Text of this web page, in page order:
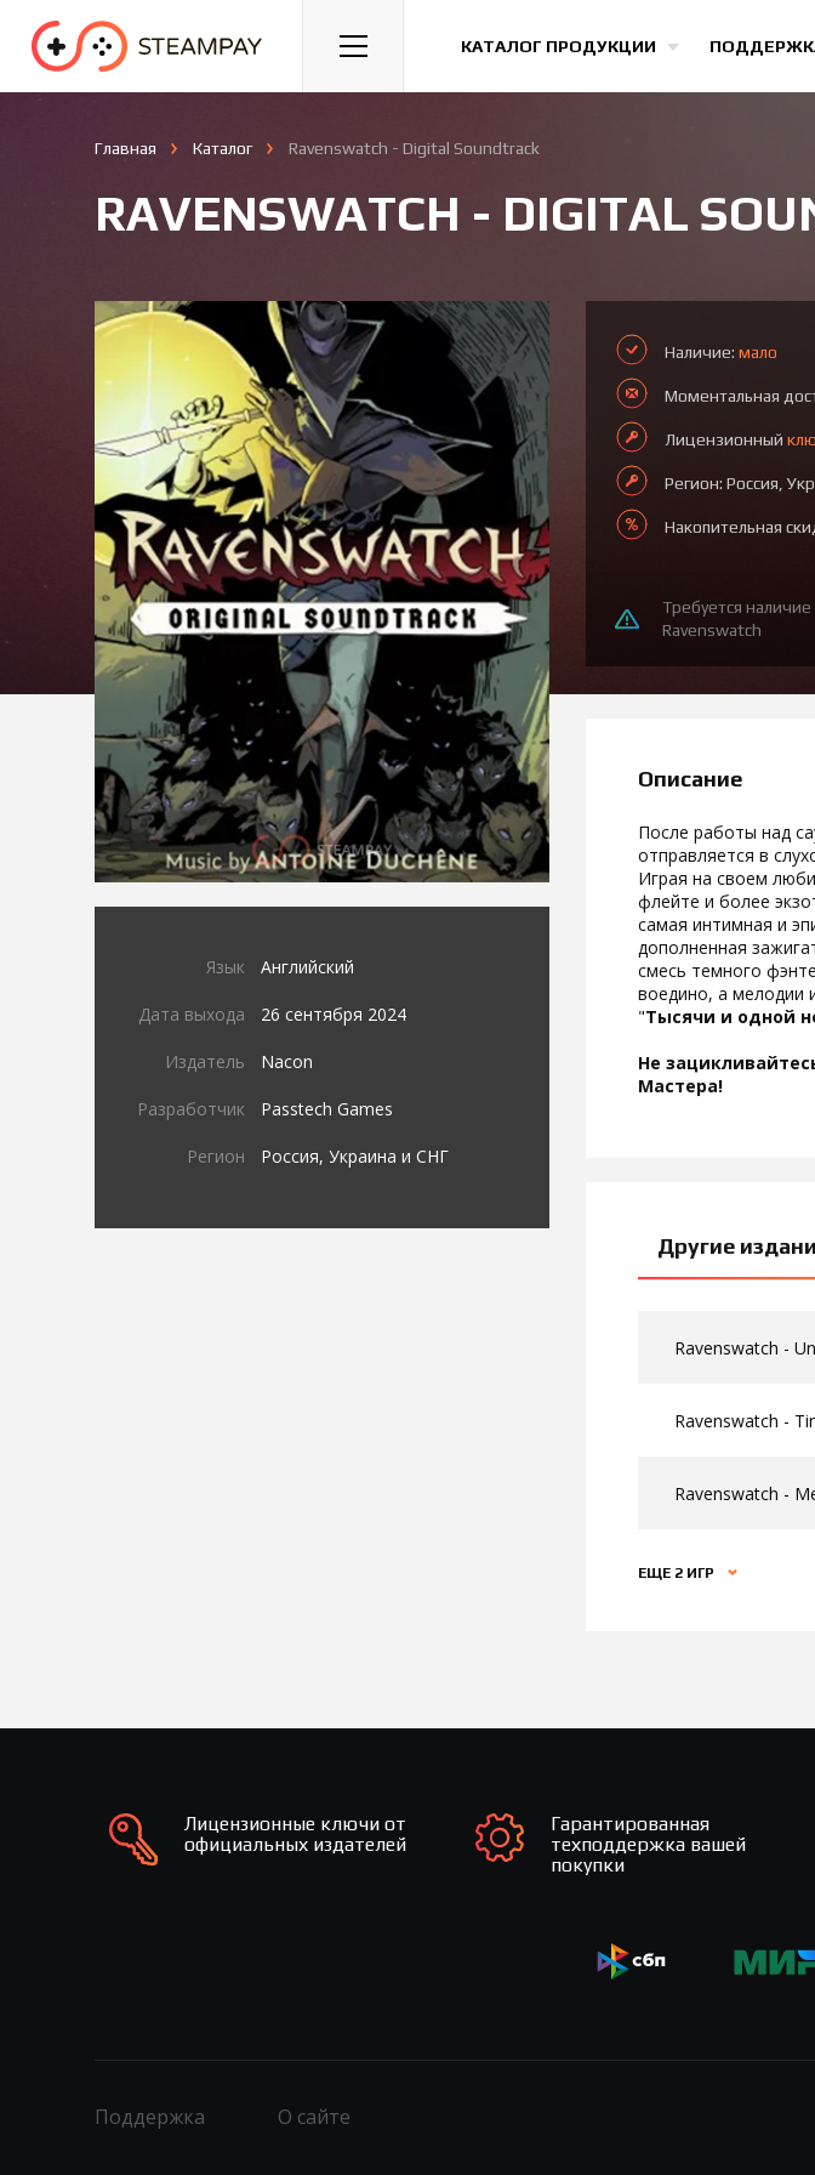
КАТАЛОГ ПРОДУКЦИИ
Спорт Гонки Казуальные Все игры
Главная Каталог Ravenswatch - Digital Soundtrack
RAVENSWATCH - DIGITAL
Язык Английский
Дата выхода 26 сентября 2024
Издатель Nacon
Разработчик Passtech Games
Регион Россия, Украина и СНГ
Наличие: мало
Моментальная
Лицензионный
Регион: Россия,
Накопительная
Требуется
Ravenswatch
Описание
После работы над
отправляется в
Играя на своем
флейте и более
самая интимная и
дополненная
смесь темного
воедино, а мелодии
"Тысячи и одной
Не
Мастера!
Другие
Ravenswatch -
Ravenswatch -
Ravenswatch -
ЕЩЕ 2 ИГР
Лицензионные ключи от
официальных издателей
Гарантированная
техподдержка вашей
покупки
Поддержка О сайте